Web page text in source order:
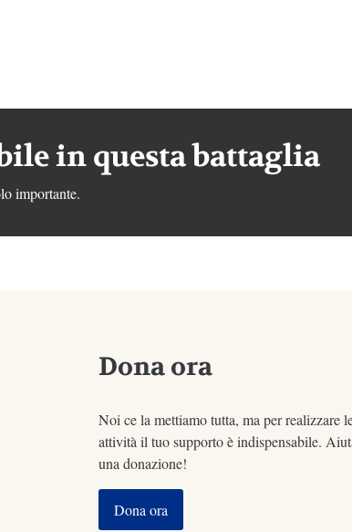
in questa battaglia
importante.
Dona ora
Noi ce la mettiamo tutta, ma per realizzare
attività il tuo supporto è indispensabile.
una donazione!
Dona ora